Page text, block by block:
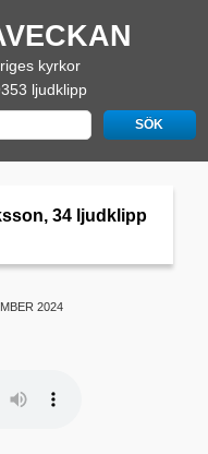
kyrkor
ljudklipp
34 ljudklipp
2024